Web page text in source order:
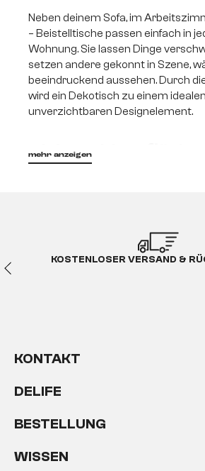
Neben deinem Sofa, im
– Beistelltische passen einfach in
Wohnung. Sie lassen Dinge
setzen andere gekonnt in Szene,
beeindruckend aussehen. Durch
wird ein Dekotisch zu einem
unverzichtbaren Designelement.
Kleine Ablagefläche
großer Wirkung
Dennoch zaubern sie wie von
Ablageflächen, die du für deine
genügend Platz für einen
Ablagetisch kannst du dennoch
Freunden abstellen und es im
er Platz für Geschirr, welches du
beliebte Dessert. Mit diesem
mehr anzeigen
KOSTENLOSER VERSAND &
KONTAKT
DELIFE
BESTELLUNG
WISSEN